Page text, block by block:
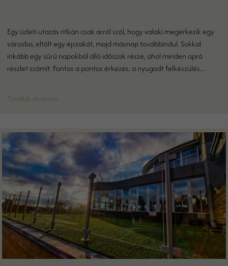
Egy üzleti utazás ritkán csak arról szól, hogy valaki megérkezik egy
városba, eltölt egy éjszakát, majd másnap továbbindul. Sokkal
inkább egy sűrű napokból álló időszak része, ahol minden apró
részlet számít. Fontos a pontos érkezés, a nyugodt felkészülés...
Tovább olvasom